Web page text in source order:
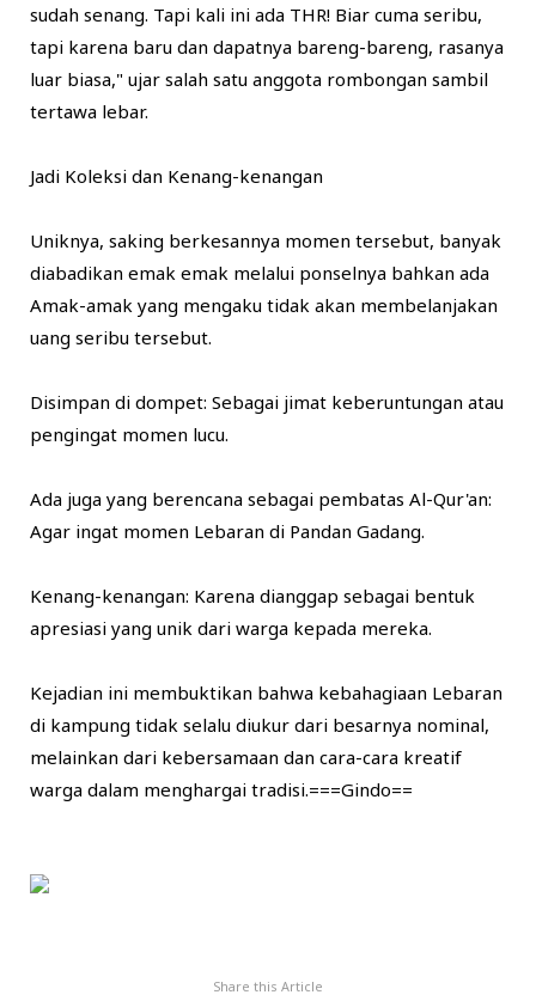
sudah senang. Tapi kali ini ada THR! Biar cuma seribu,
tapi karena baru dan dapatnya bareng-bareng, rasanya
luar biasa," ujar salah satu anggota rombongan sambil
tertawa lebar.
​Jadi Koleksi dan Kenang-kenangan
​Uniknya, saking berkesannya momen tersebut, banyak
diabadikan emak emak melalui ponselnya bahkan ada
Amak-amak yang mengaku tidak akan membelanjakan
uang seribu tersebut.
​Disimpan di dompet: Sebagai jimat keberuntungan atau
pengingat momen lucu.
​Ada juga yang berencana sebagai pembatas Al-Qur'an:
Agar ingat momen Lebaran di Pandan Gadang.
​Kenang-kenangan: Karena dianggap sebagai bentuk
apresiasi yang unik dari warga kepada mereka.
​Kejadian ini membuktikan bahwa kebahagiaan Lebaran
di kampung tidak selalu diukur dari besarnya nominal,
melainkan dari kebersamaan dan cara-cara kreatif
warga dalam menghargai tradisi.===Gindo==
Share this Article